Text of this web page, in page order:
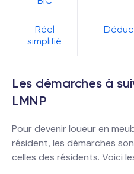
Réel
simplifié
Les démarches à
LMNP
Pour devenir loueur en
résident, les démarches
celles des résidents. Voici